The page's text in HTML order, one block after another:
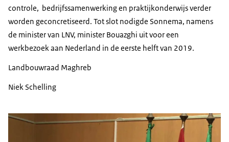
controle, bedrijfssamenwerking en praktijkonderwijs verder
worden geconcretiseerd. Tot slot nodigde Sonnema, namens
de minister van LNV, minister Bouazghi uit voor een
werkbezoek aan Nederland in de eerste helft van 2019.
Landbouwraad Maghreb
Niek Schelling